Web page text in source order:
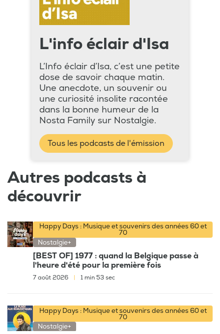
L'info éclair d'Isa
L’Info éclair d’Isa, c’est une petite
dose de savoir chaque matin.
Une anecdote, un souvenir ou
une curiosité insolite racontée
dans la bonne humeur de la
Nosta Family sur Nostalgie.
Tous les podcasts de l'émission
Autres podcasts à
découvrir
Happy Days : Musique et souvenirs des années 60 et
70
Nostalgie+
[BEST OF] 1977 : quand la Belgique passe à
l'heure d'été pour la première fois
7 août 2026 1 min 53 sec
Happy Days : Musique et souvenirs des années 60 et
70
Nostalgie+